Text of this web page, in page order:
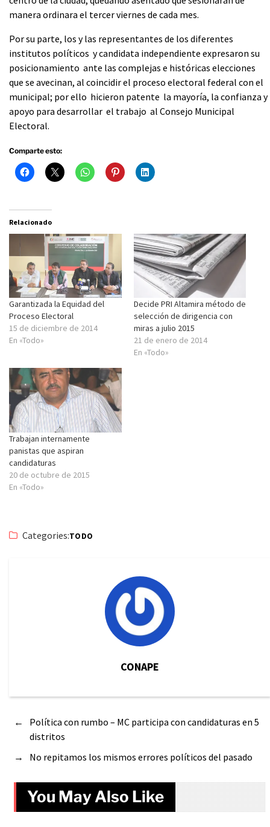
manera ordinara el tercer viernes de cada mes.
Por su parte, los y las representantes de los diferentes
institutos políticos y candidata independiente expresaron su
posicionamiento ante las complejas e históricas elecciones
que se avecinan, al coincidir el proceso electoral federal con el
municipal; por ello hicieron patente la mayoría, la confianza y
apoyo para desarrollar el trabajo al Consejo Municipal
Electoral.
Comparte esto:
Relacionado
Garantizada la Equidad del
Proceso Electoral
15 de diciembre de 2014
En «Todo»
Decide PRI Altamira método de
selección de dirigencia con
miras a julio 2015
21 de enero de 2014
En «Todo»
Trabajan internamente
panistas que aspiran
candidaturas
20 de octubre de 2015
En «Todo»
Categories:TODO
CONAPE
←
Política con rumbo – MC participa con candidaturas en 5
distritos
→
No repitamos los mismos errores políticos del pasado
You May Also Like